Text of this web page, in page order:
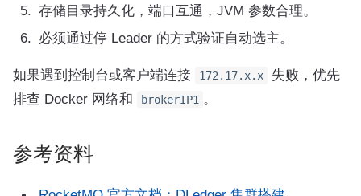
存储目录持久化，端口互通，JVM 参数合理。
必须通过停 Leader 的方式验证自动选主。
如果遇到控制台或客户端连接 172.17.x.x
失败，优先
排查 Docker 网络和
brokerIP1 。
参考资料